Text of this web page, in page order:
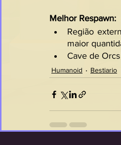
Melhor Respawn:
Região
maior
Cave de
Humanoid Bestiario